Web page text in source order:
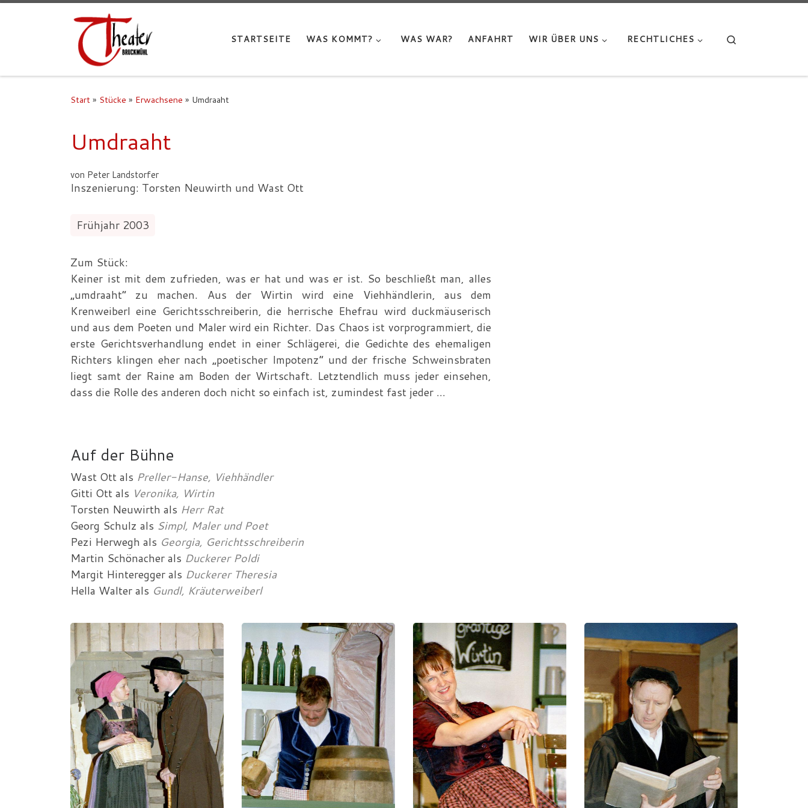
STARTSEITE WAS KOMMT? WAS WAR? ANFAHRT WIR ÜBER UNS RECHTLICHES
Start» Stücke » Erwachsene » Umdraaht
Umdraaht
von Peter Landstorfer
Inszenierung: Torsten Neuwirth und Wast Ott
Frühjahr 2003
Zum Stück:
Keiner ist mit dem zufrieden, was er hat und was er ist. So beschließt man, alles
„umdraaht“ zu machen. Aus der Wirtin wird eine Viehhändlerin, aus dem
Krenweiberl eine Gerichtsschreiberin, die herrische Ehefrau wird duckmäuserisch
und aus dem Poeten und Maler wird ein Richter. Das Chaos ist vorprogrammiert, die
erste Gerichtsverhandlung endet in einer Schlägerei, die Gedichte des ehemaligen
Richters klingen eher nach „poetischer Impotenz“ und der frische Schweinsbraten
liegt samt der Raine am Boden der Wirtschaft. Letztendlich muss jeder einsehen,
dass die Rolle des anderen doch nicht so einfach ist, zumindest fast jeder …
Auf der Bühne
Wast Ottals Preller-Hanse, Viehhändler
Gitti Ottals Veronika, Wirtin
Torsten Neuwirth als Herr Rat
Georg Schulz als Simpl, Maler und Poet
Pezi Herwegh als Georgia, Gerichtsschreiberin
Martin Schönacherals Duckerer Poldi
Margit Hintereggerals Duckerer Theresia
Hella Walterals Gundl, Kräuterweiberl